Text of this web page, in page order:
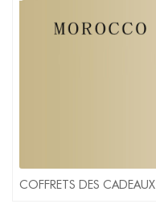
COFFRETS DES CADEAUX